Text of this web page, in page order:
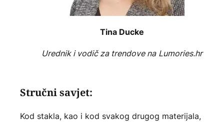
Tina Ducke
Urednik i vodič za trendove na Lumories.hr
Stručni savjet:
Kod stakla, kao i kod svakog drugog materijala,